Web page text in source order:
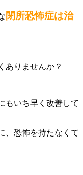
閉所恐怖症は治
ありませんか？
もいち早く改善して
、恐怖を持たなくて